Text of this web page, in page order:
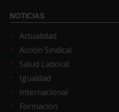
NOTICIAS
Actualidad
Acción Sindical
Salud Laboral
Igualdad
Internacional
Formación